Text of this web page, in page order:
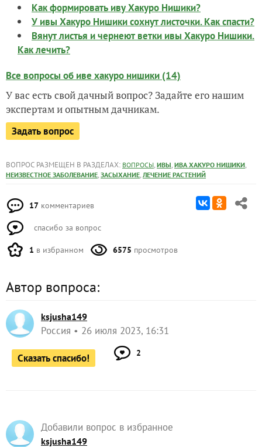
Как формировать иву Хакуро Нишики?
У ивы Хакуро Нишики сохнут листочки. Как спасти?
Вянут листья и чернеют ветки ивы Хакуро Нишики.
Как лечить?
Все вопросы об иве хакуро нишики (14)
У вас есть свой дачный вопрос? Задайте его нашим
экспертам и опытным дачникам.
Задать вопрос
ВОПРОС РАЗМЕЩЕН В РАЗДЕЛАХ: ВОПРОСЫ, ИВЫ, ИВА ХАКУРО НИШИКИ,
НЕИЗВЕСТНОЕ ЗАБОЛЕВАНИЕ, ЗАСЫХАНИЕ, ЛЕЧЕНИЕ РАСТЕНИЙ
17 комментариев
спасибо за вопрос
1 в избранном 6575 просмотров
Автор вопроса:
ksjusha149
Россия 26 июля 2023, 16:31
Сказать спасибо! 2
Добавили вопрос в избранное
ksjusha149